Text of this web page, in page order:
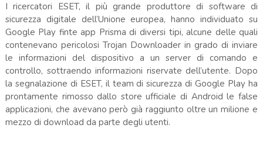
I ricercatori ESET, il più grande produttore di software di
sicurezza digitale dell’Unione europea, hanno individuato su
Google Play finte app Prisma di diversi tipi, alcune delle quali
contenevano pericolosi Trojan Downloader in grado di inviare
le informazioni del dispositivo a un server di comando e
controllo, sottraendo informazioni riservate dell’utente. Dopo
la segnalazione di ESET, il team di sicurezza di Google Play ha
prontamente rimosso dallo store ufficiale di Android le false
applicazioni, che avevano però già raggiunto oltre un milione e
mezzo di download da parte degli utenti.